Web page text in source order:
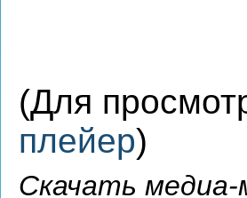
(Для
плейер)
Скачать